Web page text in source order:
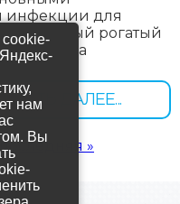
инфекции для
крупный рогатый
человека
ДАЛЕЕ...
последняя »
нам
Вы